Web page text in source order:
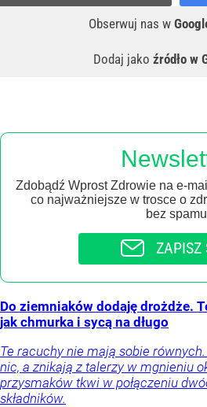
Obserwuj nas w
Dodaj jako źródło w
Zdobądź Wprost Zdrowie na e-
co najważniejsze w trosce o
bez
ZAPISZ
Do ziemniaków dodaję drożdże.
jak chmurka i sycą na długo
Te racuchy nie mają sobie
nic, a znikają z talerzy w mgnieniu
przysmaków tkwi w połączeniu
składników.